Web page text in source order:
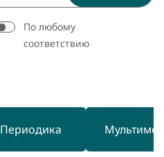
По любому
соответствию
Периодика